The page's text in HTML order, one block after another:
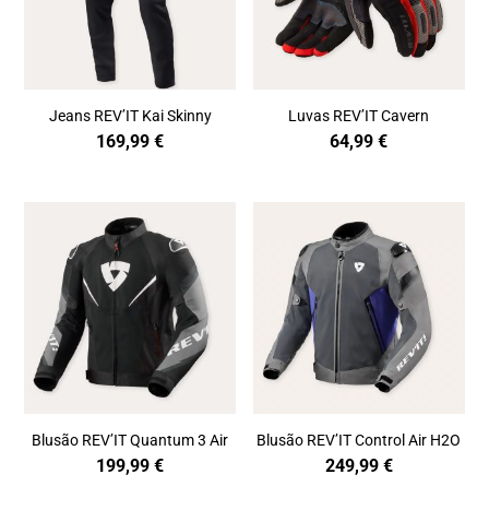
Jeans REV’IT Kai Skinny
169,99€
Luvas REV’IT Cavern
64,99€
Blusão REV’IT Quantum 3 Air
199,99€
Blusão REV’IT Control Air H2O
249,99 €